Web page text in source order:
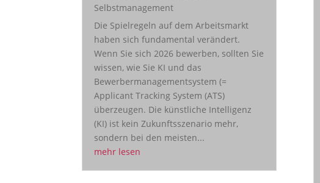
Selbstmanagement
Die Spielregeln auf dem Arbeitsmarkt
haben sich fundamental verändert.
Wenn Sie sich 2026 bewerben, sollten Sie
wissen, wie Sie KI und das
Bewerbermanagementsystem (=
Applicant Tracking System (ATS)
überzeugen. Die künstliche Intelligenz
(KI) ist kein Zukunftsszenario mehr,
sondern bei den meisten...
mehr lesen